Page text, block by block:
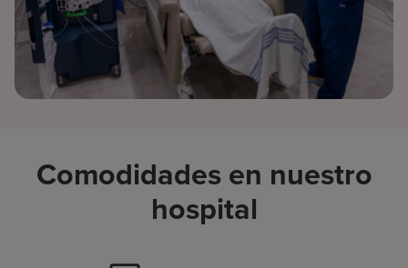
Comodidades en nuestro
hospital